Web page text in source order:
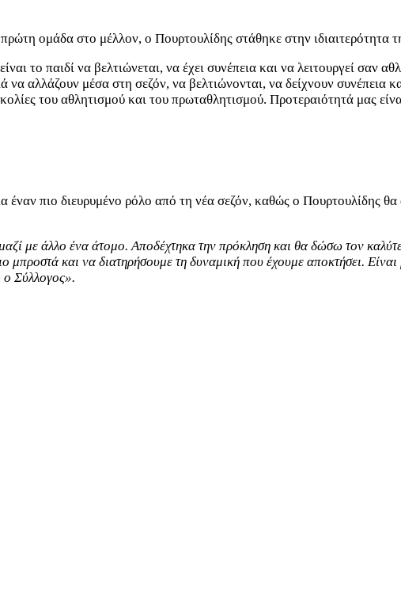
ομάδα στο μέλλον, ο Πουρτουλίδης στάθηκε στην ιδιαιτερότητα
το παιδί να βελτιώνεται, να έχει συνέπεια και να λειτουργεί σαν
αλλάζουν μέσα στη σεζόν, να βελτιώνονται, να δείχνουν συνέπεια
του αθλητισμού και του πρωταθλητισμού. Προτεραιότητά μας
πιο διευρυμένο ρόλο από τη νέα σεζόν, καθώς ο Πουρτουλίδης θα
με άλλο ένα άτομο. Αποδέχτηκα την πρόκληση και θα δώσω τον
και να διατηρήσουμε τη δυναμική που έχουμε αποκτήσει.
ο Σύλλογος».